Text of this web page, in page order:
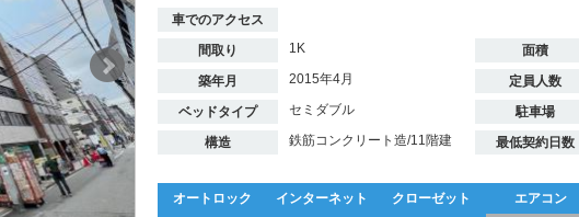
車でのアクセス
間取り
1K 面積
築年月 2015年4月 定員人数
ベッドタイプ セミダブル 駐車場
構造 鉄筋コンクリート造/11階建 最低契約日数
オートロック インターネット クローゼット エアコン